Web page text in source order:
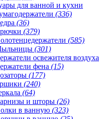
для ванной и кухни
(336)
(36)
(379)
(585)
(301)
освежителя воздуха
фена (15)
(177)
(240)
(64)
и шторы (26)
в ванную (323)